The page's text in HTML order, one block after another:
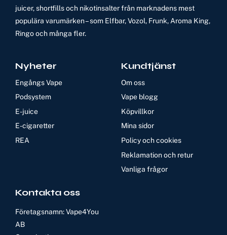
juicer, shortfills och nikotinsalter från marknadens mest
populära varumärken – som Elfbar, Vozol, Frunk, Aroma King,
Ringo och många fler.
Nyheter
Engångs Vape
Podsystem
E-juice
E-cigaretter
REA
Kundtjänst
Om oss
Vape blogg
Köpvillkor
Mina sidor
Policy och cookies
Reklamation och retur
Vanliga frågor
Kontakta oss
Företagsnamn: Vape4You
AB